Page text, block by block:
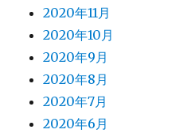
2020年11月
2020年10月
2020年9月
2020年8月
2020年7月
2020年6月